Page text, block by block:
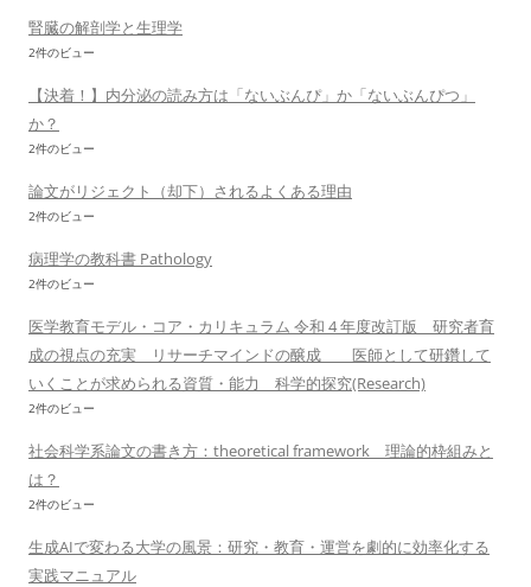
腎臓の解剖学と生理学
2件のビュー
【決着！】内分泌の読み方は「ないぶんぴ」か「ないぶんぴつ」
か？
2件のビュー
論文がリジェクト（却下）されるよくある理由
2件のビュー
病理学の教科書 Pathology
2件のビュー
医学教育モデル・コア・カリキュラム 令和 4 年度改訂版 研究者育
成の視点の充実 リサーチマインドの醸成 医師として研鑽して
いくことが求められる資質・能力 科学的探究(Research)
2件のビュー
社会科学系論文の書き方：theoretical framework 理論的枠組みと
は？
2件のビュー
生成AIで変わる大学の風景：研究・教育・運営を劇的に効率化する
実践マニュアル